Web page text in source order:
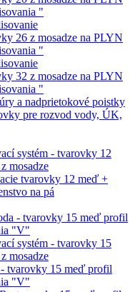
"
26 z mosadze na PLYN
"
32 z mosadze na PLYN
"
a nadprietokové poistky
pre rozvod vody, ÚK,
systém - tvarovky 12
mosadze
tvarovky 12 meď +
na pá
- tvarovky 15 meď profil
"V"
systém - tvarovky 15
mosadze
tvarovky 15 meď profil
"V"